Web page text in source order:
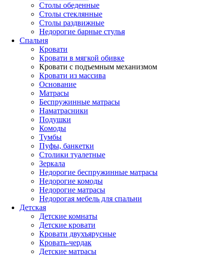
Столы обеденные
Столы стеклянные
Столы раздвижные
Недорогие барные стулья
Спальня
Кровати
Кровати в мягкой обивке
Кровати с подъемным механизмом
Кровати из массива
Основание
Матрасы
Беспружинные матрасы
Наматрасники
Подушки
Комоды
Тумбы
Пуфы, банкетки
Столики туалетные
Зеркала
Недорогие беспружинные матрасы
Недорогие комоды
Недорогие матрасы
Недорогая мебель для спальни
Детская
Детские комнаты
Детские кровати
Кровати двухъярусные
Кровать-чердак
Детские матрасы